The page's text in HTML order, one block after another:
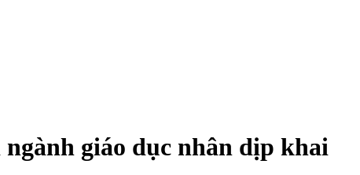
giáo dục nhân dịp khai